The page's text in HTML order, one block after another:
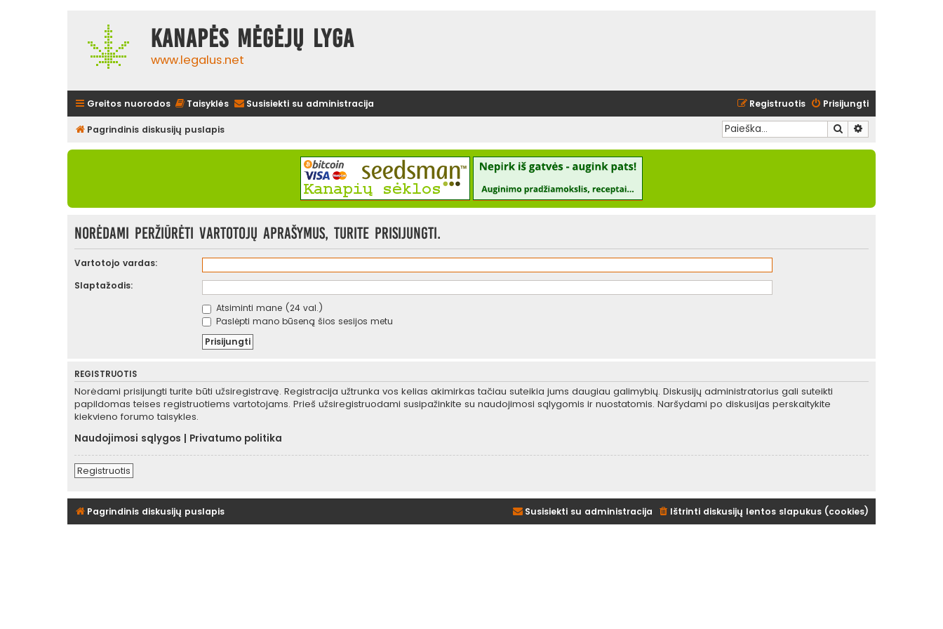
Kanapės mėgėjų lyga
www.legalus.net
Greitos nuorodos Taisyklės Susisiekti su administracija Prisijungti
Registruotis
Pagrindinis diskusijų puslapis Ieškoti
Norėdami peržiūrėti vartotojų aprašymus, turite prisijungti.
Vartotojo vardas:
Slaptažodis:
Atsiminti mane (24 val.)
Paslėpti mano būseną šios sesijos metu
REGISTRUOTIS
Norėdami prisijungti turite būti užsiregistravę. Registracija užtrunka vos kelias akimirkas tačiau suteikia jums daugiau galimybių. Diskusijų administratorius gali suteikti
papildomas teises registruotiems vartotojams. Prieš užsiregistruodami susipažinkite su naudojimosi sąlygomis ir nuostatomis. Naršydami po diskusijas perskaitykite
kiekvieno forumo taisykles.
Naudojimosi sąlygos
Privatumo politika
Registruotis
Pagrindinis diskusijų puslapis Ištrinti diskusijų lentos slapukus (cookies)
Susisiekti su administracija